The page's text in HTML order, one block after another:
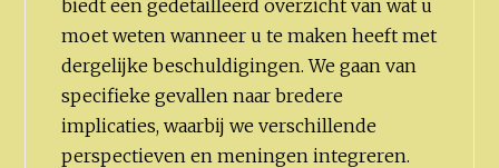
biedt een gedetailleerd overzicht van wat u
moet weten wanneer u te maken heeft met
dergelijke beschuldigingen. We gaan van
specifieke gevallen naar bredere
implicaties, waarbij we verschillende
perspectieven en meningen integreren.